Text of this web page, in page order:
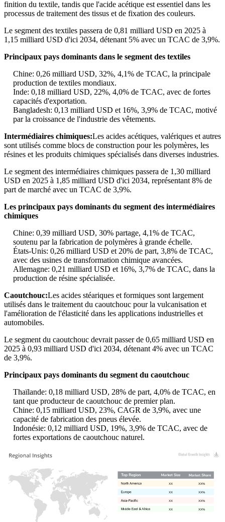
finition du textile, tandis que l'acide acétique est essentiel dans les
processus de traitement des tissus et de fixation des couleurs.
Le segment des textiles passera de 0,81 milliard USD en 2025 à
1,15 milliard USD d'ici 2034, détenant 5% avec un TCAC de 3,9%.
Principaux pays dominants dans le segment des textiles
Chine: 0,26 milliard USD, 32%, 4,1% de TCAC, la principale
production de textiles mondiaux.
Inde: 0,18 milliard USD, 22%, 4,0% de TCAC, avec de fortes
capacités d'exportation.
Bangladesh: 0,13 milliard USD et 16%, 3,9% de TCAC, motivé
par la croissance de l'industrie des vêtements.
Intermédiaires chimiques:Les acides acétiques, valériques et autres
sont utilisés comme blocs de construction pour les polymères, les
résines et les produits chimiques spécialisés dans diverses industries.
Le segment des intermédiaires chimiques passera de 1,30 milliard
USD en 2025 à 1,85 milliard USD d'ici 2034, représentant 8% de
part de marché avec un TCAC de 3,9%.
Les principaux pays dominants du segment des intermédiaires
chimiques
Chine: 0,39 milliard USD, 30% partage, 4,1% de TCAC,
soutenu par la fabrication de polymères à grande échelle.
États-Unis: 0,26 milliard USD et 20% de part, 3,8% de TCAC,
avec des usines de transformation chimique avancées.
Allemagne: 0,21 milliard USD et 16%, 3,7% de TCAC, dans la
production de résine spécialisée.
Caoutchouc:Les acides stéariques et formiques sont largement
utilisés dans le traitement du caoutchouc pour la vulcanisation et
l'amélioration de l'élasticité dans les applications industrielles et
automobiles.
Le segment du caoutchouc devrait passer de 0,65 milliard USD en
2025 à 0,93 milliard USD d'ici 2034, détenant 4% avec un TCAC
de 3,9%.
Principaux pays dominants du segment du caoutchouc
Thaïlande: 0,18 milliard USD, 28% de part, 4,0% de TCAC, en
tant que producteur de caoutchouc de premier plan.
Chine: 0,15 milliard USD, 23%, CAGR de 3,9%, avec une
capacité de fabrication des pneus élevée.
Indonésie: 0,12 milliard USD, 19%, 3,9% de TCAC, avec de
fortes exportations de caoutchouc naturel.
XX%
XX
XX%
XX
XX%
XX
XX%
XX